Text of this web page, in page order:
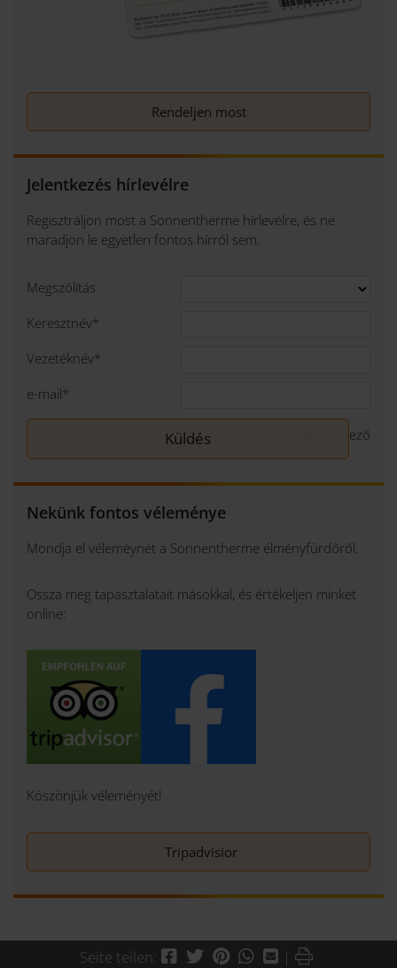
Rendeljen most
Jelentkezés hírlevélre
Regisztráljon most a Sonnentherme hírlevélre, és ne
maradjon le egyetlen fontos hírről sem.
Megszólítás
Keresztnév*
Vezetéknév*
e-mail*
kötelező mező
Nekünk fontos véleménye
Mondja el véleméynét a Sonnentherme élményfürdőről.
Ossza meg tapasztalatait másokkal, és értékeljen minket
online:
Köszönjük véleményét!
Tripadvisior
Seite teilen: Facebook
Twitter
PinterestWhatsApp
Mail
| Drucken